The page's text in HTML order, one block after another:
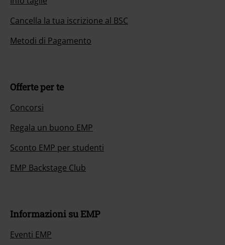
Cancella la tua iscrizione al BSC
Metodi di Pagamento
Offerte per te
Concorsi
Regala un buono EMP
Sconto EMP per studenti
EMP Backstage Club
Informazioni su EMP
Eventi EMP